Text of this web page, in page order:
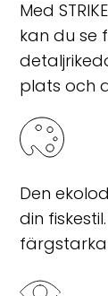
Med
kan du se
plats och
Den
din